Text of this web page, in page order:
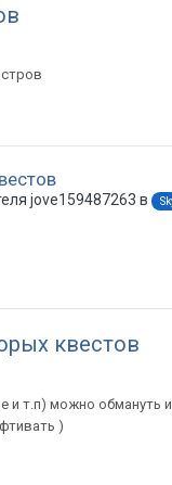
jove159487263 в
квестов
и т.п) можно обмануть
)